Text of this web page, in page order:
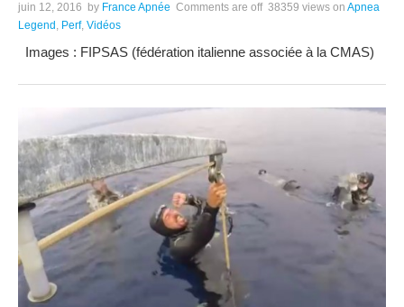
juin 12, 2016 by France Apnée Comments are off 38359 views on Apnea
Legend , Perf, Vidéos
Images : FIPSAS (fédération italienne associée à la CMAS)